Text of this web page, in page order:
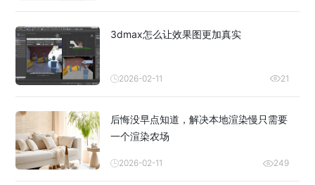
3dmax怎么让效果图更加真实
2026-02-11 21
后悔没早点知道，解决本地渲染慢只需要
一个渲染农场
2026-02-11 249